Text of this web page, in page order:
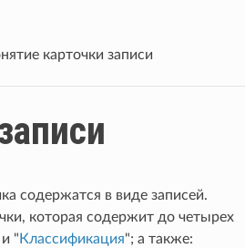
карточки записи
содержатся в виде записей.
которая содержит до четырех
"Классификация"; а также: